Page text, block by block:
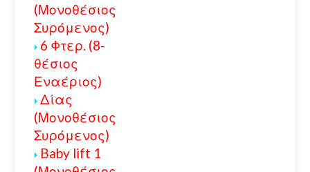
(Μονοθέσιος
Συρόμενος)
6 Φτερ. (8-
θέσιος
Εναέριος)
Δίας
(Μονοθέσιος
Συρόμενος)
Baby lift 1